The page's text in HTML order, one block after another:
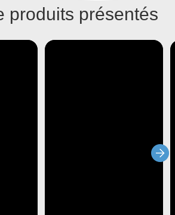
produits présentés